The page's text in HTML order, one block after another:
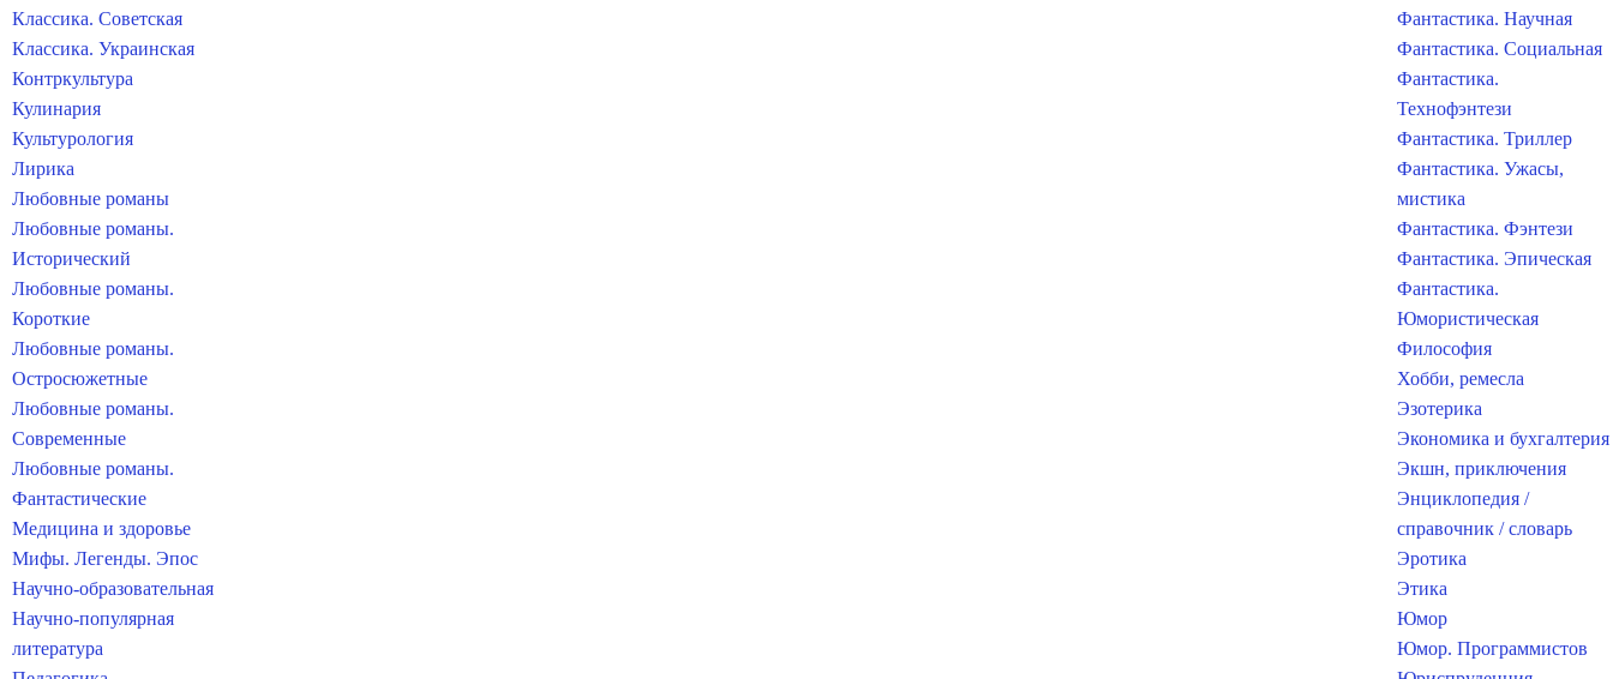
Классика. Советская
Классика. Украинская
Контркультура
Кулинария
Культурология
Лирика
Любовные романы
Любовные романы.
Исторический
Любовные романы.
Короткие
Любовные романы.
Остросюжетные
Любовные романы.
Современные
Любовные романы.
Фантастические
Медицина и здоровье
Мифы. Легенды. Эпос
Научно-образовательная
Научно-популярная
литература
Фантастика. Научная
Фантастика. Социальная
Фантастика.
Технофэнтези
Фантастика. Триллер
Фантастика. Ужасы,
мистика
Фантастика. Фэнтези
Фантастика. Эпическая
Фантастика.
Юмористическая
Философия
Хобби, ремесла
Эзотерика
Экономика и бухгалтерия
Экшн, приключения
Энциклопедия /
справочник / словарь
Эротика
Этика
Юмор
Юмор. Программистов